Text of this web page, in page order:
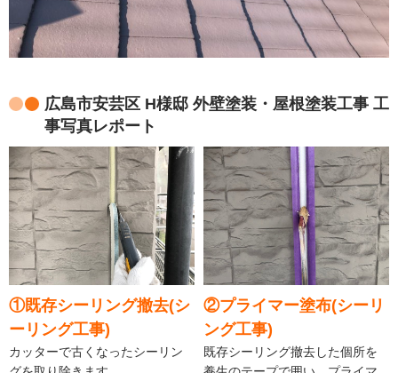
広島市安芸区 H様邸 外壁塗装・屋根塗装工事 工
事写真レポート
①既存シーリング撤去(シ
ーリング工事)
カッターで古くなったシーリン
②プライマー塗布(シーリ
ング工事)
既存シーリング撤去した個所を